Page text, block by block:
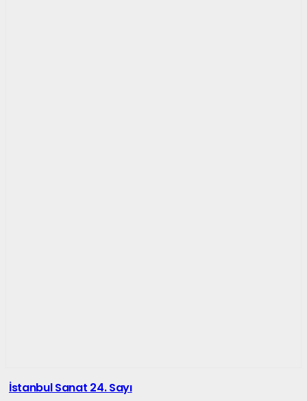
İstanbul Sanat 24. Sayı